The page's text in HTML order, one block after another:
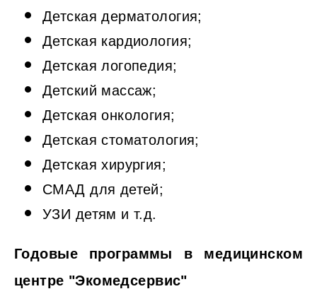
Детская дерматология;
Детская кардиология;
Детская логопедия;
Детский массаж;
Детская онкология;
Детская стоматология;
Детская хирургия;
СМАД для детей;
УЗИ детям и т.д.
Годовые программы в медицинском
центре "Экомедсервис"